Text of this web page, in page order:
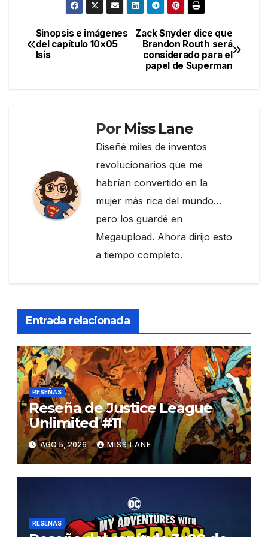
e
b
itt
er
e
gr
a
m
p
Navegación
de
Zack Snyder dice que
Brandon Routh será
considerado para el
papel de Superman
Sinopsis e imágenes
del capítulo 10×05
Isis
Por Miss Lane
Diseñé miles de inventos
revolucionarios que me
habrían convertido en la
mujer más rica del mundo…
pero los guardé en
Megaupload. Ahora dirijo esto
a tiempo completo.
Entrada relacionada
RESEÑAS
Reseña de Justice League
Unlimited #11
AGO 5, 2026 MISS LANE
RESEÑAS